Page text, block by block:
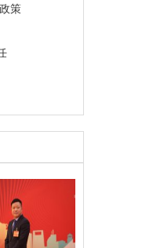
策